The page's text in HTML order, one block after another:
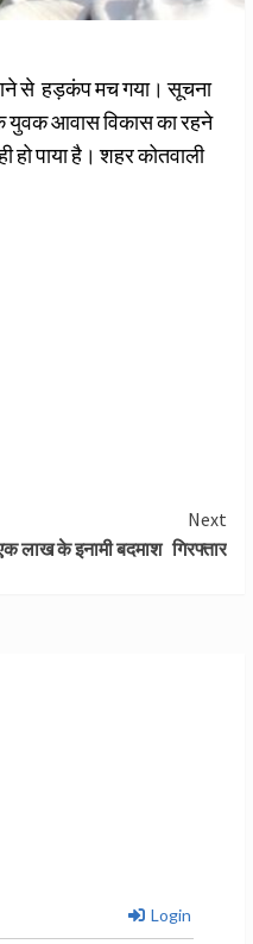
से हड़कंप मच गया। सूचना
युवक आवास विकास का रहने
पाया है। शहर कोतवाली
Next
लाख के इनामी बदमाश गिरफ्तार
Login